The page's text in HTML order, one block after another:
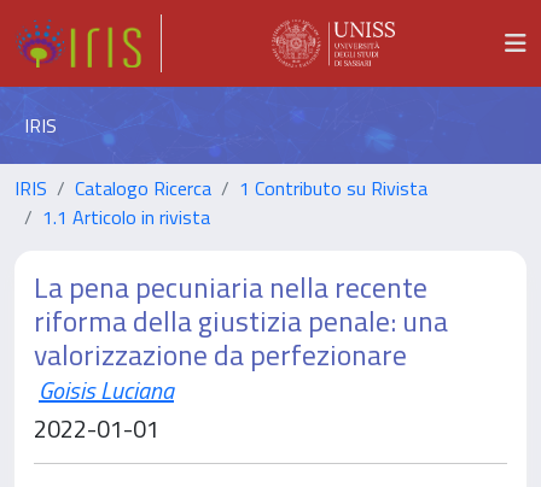
IRIS
IRIS Catalogo Ricerca
1 Contributo su Rivista
1.1 Articolo in rivista
La pena pecuniaria nella recente
riforma della giustizia penale: una
valorizzazione da perfezionare
Goisis Luciana
2022-01-01